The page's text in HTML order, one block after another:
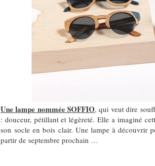
Une lampe nommée SOFFIO, qui veut dire
: douceur, pétillant et légèreté. Elle a imaginé
son socle en bois clair. Une lampe à découvrir
partir de septembre prochain …